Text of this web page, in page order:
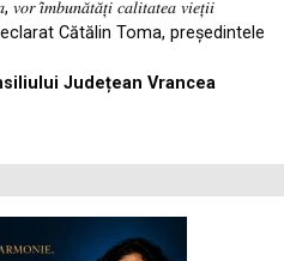
𝑣𝑜𝑟 𝑖̂𝑚𝑏𝑢𝑛𝑎̆𝑡𝑎̆𝑡̦𝑖 𝑐𝑎𝑙𝑖𝑡𝑎𝑡𝑒𝑎 𝑣𝑖𝑒𝑡̦𝑖𝑖
a declarat Cătălin Toma, președintele
Județean Vrancea